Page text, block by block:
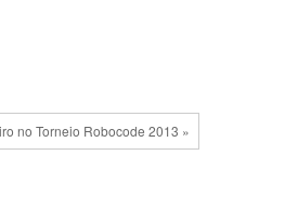
no Torneio Robocode 2013 »